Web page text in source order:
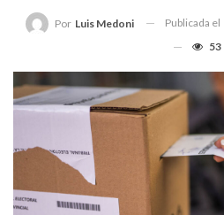
Por Luis Medoni Publicada el
53